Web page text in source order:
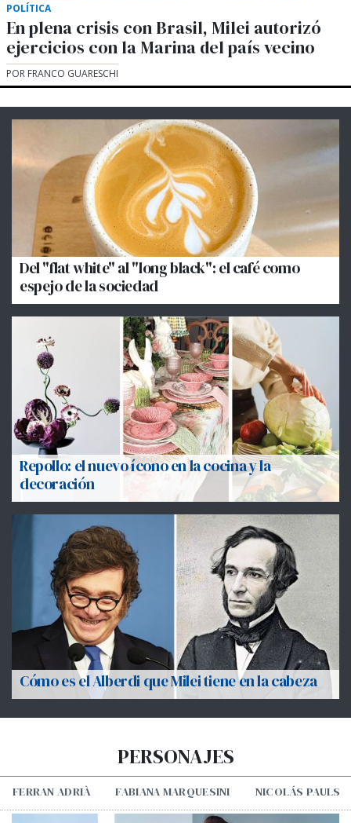
POLÍTICA
En plena crisis con Brasil, Milei autorizó
ejercicios con la Marina del país vecino
POR FRANCO GUARESCHI
Repollo: el nuevo ícono en la cocina y la
decoración
Del "flat white" al "long black": el café como
espejo de la sociedad
Cómo es el Alberdi que Milei tiene en la cabeza
PERSONAJES
FERRAN ADRIÀ FABIANA MARQUESINI NICOLÁS PAULS